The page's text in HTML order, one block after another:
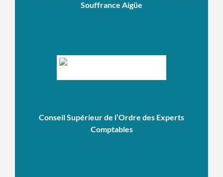
Souffrance Aigüe
Conseil Supérieur de l’Ordre des Experts
Comptables